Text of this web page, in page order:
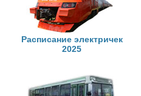
Расписание электричек
2025